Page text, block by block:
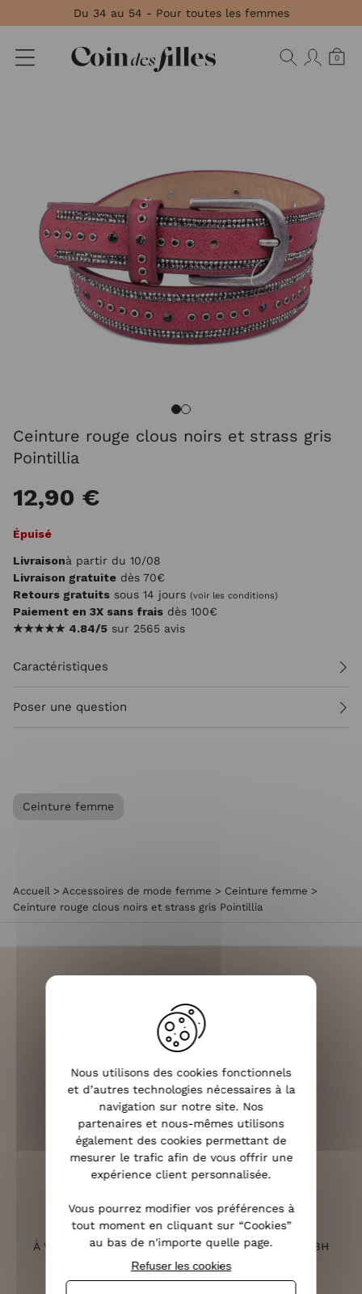
Du 34 au 54 - Pour toutes les femmes
0
Ceinture rouge clous noirs et strass gris
Pointillia
12,90 €
Épuisé
Livraisonà partir du 10/08
Livraison gratuite dès 70€
Retours gratuits sous 14 jours (voir les conditions)
Paiement en 3X sans frais dès 100€
★★★★★ 4.84/5 sur 2565 avis
Caractéristiques
Poser une question
Ceinture femme
Accueil > Accessoires de mode femme > Ceinture femme >
Ceinture rouge clous noirs et strass gris Pointillia
LIVRAISON RAPIDE
OFFERTE DÈS 70€
RETOURS SOUS 14 JOURS
(VOIR LES CONDITIONS)
SERVICE CLIENT
À VOTRE ÉCOUTE DU LUNDI AU SAMEDI DE 10H À 18H
Panneau de gestion des cookies
Nous utilisons des cookies fonctionnels
et d’autres technologies nécessaires à la
navigation sur notre site. Nos
partenaires et nous-mêmes utilisons
également des cookies permettant de
mesurer le trafic afin de vous offrir une
expérience client personnalisée.
Vous pourrez modifier vos préférences à
tout moment en cliquant sur “Cookies”
au bas de n'importe quelle page.
Refuser les cookies